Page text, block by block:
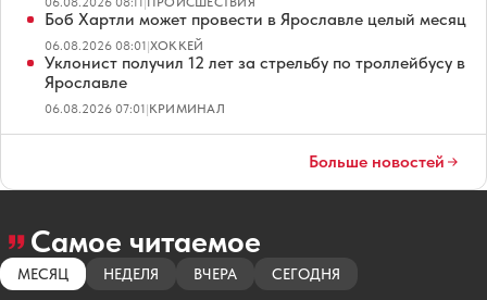
Боб Хартли может провести в Ярославле целый месяц
06.08.2026 08:01|ХОККЕЙ
Уклонист получил 12 лет за стрельбу по троллейбусу в
Ярославле
06.08.2026 07:01|КРИМИНАЛ
Больше новостей
Самое читаемое
МЕСЯЦ НЕДЕЛЯ ВЧЕРА СЕГОДНЯ